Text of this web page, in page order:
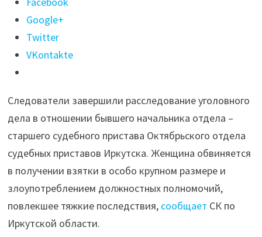
"Экс-
начальника
отдела
УФССП
Иркутске
осудят
за
“помощь”
в незаконном
строительстве
дома
на
Google+
Twitter
VKontakte
Следователи завершили расследование уголовного
дела в отношении бывшего начальника отдела –
старшего судебного пристава Октябрьского отдела
судебных приставов Иркутска. Женщина обвиняется
в получении взятки в особо крупном размере и
злоупотреблением должностных полномочий,
повлекшее тяжкие последствия, сообщает СК по
Иркутской области.